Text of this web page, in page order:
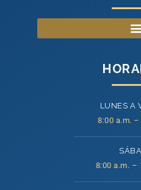
LUNES A
8:00 a.m. –
8:00 a.m. –